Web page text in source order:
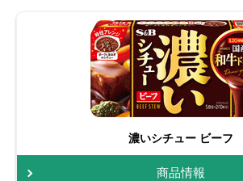
濃いシチュー ビーフ
商品情報